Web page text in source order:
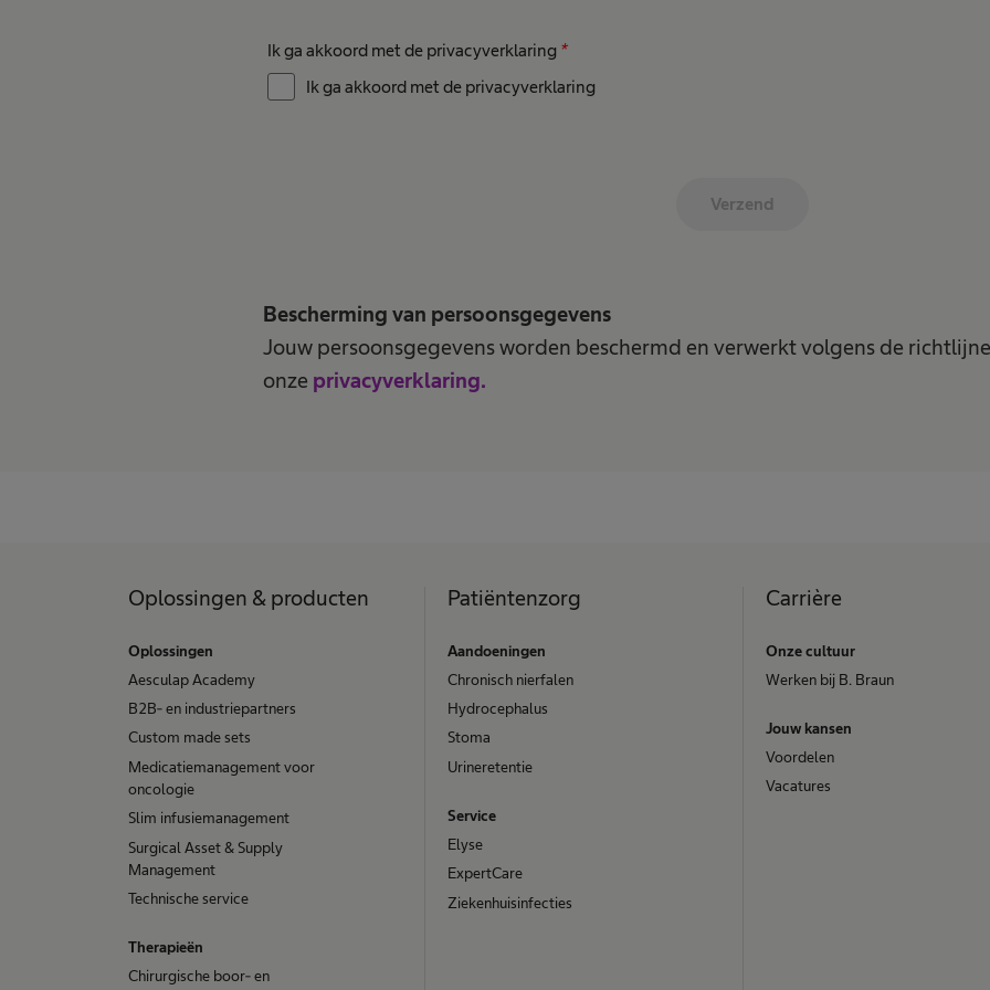
Ik ga akkoord met de privacyverklaring *
Ik ga akkoord met de privacyverklaring
Verzend
Bescherming van persoonsgegevens
Jouw persoonsgegevens worden beschermd en verwerkt volgens de
onze privacyverklaring.
Oplossingen & producten
Oplossingen
Aesculap Academy
B2B- en industriepartners
Custom made sets
Medicatiemanagement voor
oncologie
Slim infusiemanagement
Surgical Asset & Supply
Management
Technische service
Therapieën
Chirurgische boor- en
Patiëntenzorg
Aandoeningen
Chronisch nierfalen
​​Hydrocephalus
Stoma
Urineretentie
Service
Elyse
ExpertCare
Ziekenhuisinfecties
Carrière
Onze cultuur
Werken bij B. Braun
Jouw kansen
Voordelen
Vacatures